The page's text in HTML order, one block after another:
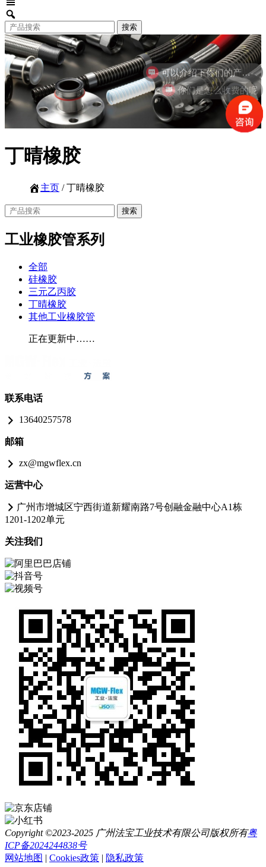
丁晴橡胶
主页 / 丁晴橡胶
工业橡胶管系列
全部
硅橡胶
三元乙丙胶
丁晴橡胶
其他工业橡胶管
正在更新中……
联系电话
13640257578
邮箱
zx@mgwflex.cn
运营中心
广州市增城区宁西街道新耀南路7号创融金融中心A1栋
1201-1202单元
关注我们
Copyright ©2023-2025 广州法宝工业技术有限公司版权所有粤
ICP备2024244838号
网站地图 | Cookies政策 | 隐私政策
可以介绍下你们的产品么
你们是怎么收费的呢